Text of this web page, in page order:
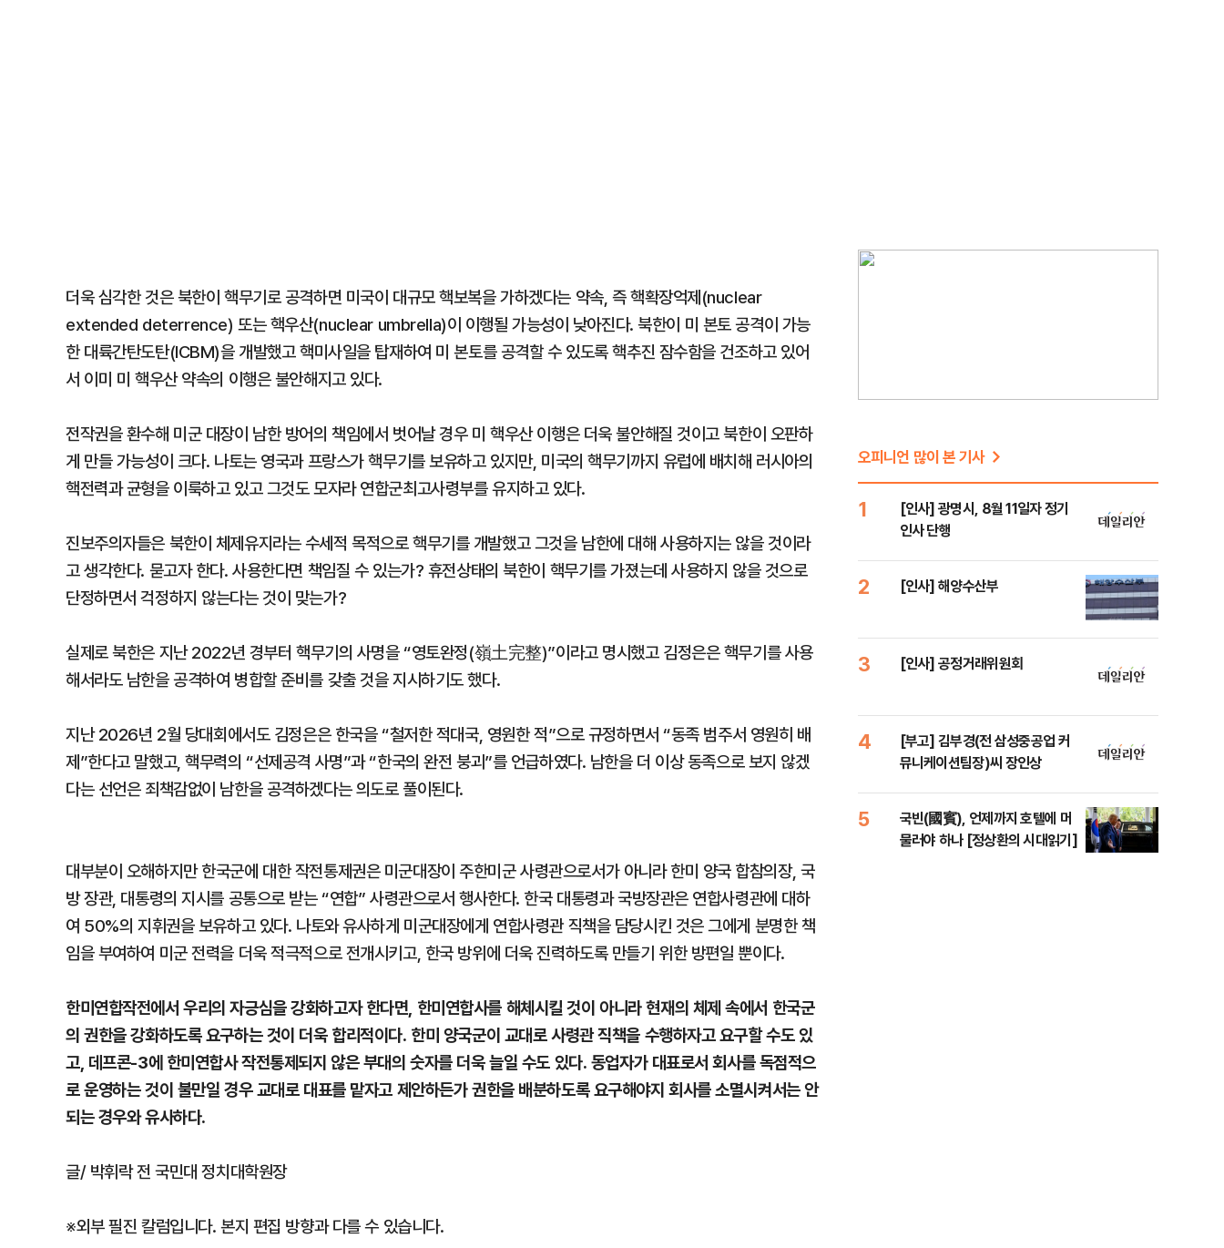
더욱 심각한 것은 북한이 핵무기로 공격하면 미국이 대규모 핵보복을 가하겠다는 약속, 즉 핵확장억제(nuclear
extended deterrence) 또는 핵우산(nuclear umbrella)이 이행될 가능성이 낮아진다. 북한이 미 본토 공격이 가능
한 대륙간탄도탄(ICBM)을 개발했고 핵미사일을 탑재하여 미 본토를 공격할 수 있도록 핵추진 잠수함을 건조하고 있어
서 이미 미 핵우산 약속의 이행은 불안해지고 있다.
전작권을 환수해 미군 대장이 남한 방어의 책임에서 벗어날 경우 미 핵우산 이행은 더욱 불안해질 것이고 북한이 오판하
게 만들 가능성이 크다. 나토는 영국과 프랑스가 핵무기를 보유하고 있지만, 미국의 핵무기까지 유럽에 배치해 러시아의
핵전력과 균형을 이룩하고 있고 그것도 모자라 연합군최고사령부를 유지하고 있다.
진보주의자들은 북한이 체제유지라는 수세적 목적으로 핵무기를 개발했고 그것을 남한에 대해 사용하지는 않을 것이라
고 생각한다. 묻고자 한다. 사용한다면 책임질 수 있는가? 휴전상태의 북한이 핵무기를 가졌는데 사용하지 않을 것으로
단정하면서 걱정하지 않는다는 것이 맞는가?
실제로 북한은 지난 2022년 경부터 핵무기의 사명을 “영토완정(嶺土完整)”이라고 명시했고 김정은은 핵무기를 사용
해서라도 남한을 공격하여 병합할 준비를 갖출 것을 지시하기도 했다.
지난 2026년 2월 당대회에서도 김정은은 한국을 “철저한 적대국, 영원한 적”으로 규정하면서 “동족 범주서 영원히 배
제”한다고 말했고, 핵무력의 “선제공격 사명”과 “한국의 완전 붕괴”를 언급하였다. 남한을 더 이상 동족으로 보지 않겠
다는 선언은 죄책감없이 남한을 공격하겠다는 의도로 풀이된다.
대부분이 오해하지만 한국군에 대한 작전통제권은 미군대장이 주한미군 사령관으로서가 아니라 한미 양국 합참의장, 국
방 장관, 대통령의 지시를 공통으로 받는 “연합” 사령관으로서 행사한다. 한국 대통령과 국방장관은 연합사령관에 대하
여 50%의 지휘권을 보유하고 있다. 나토와 유사하게 미군대장에게 연합사령관 직책을 담당시킨 것은 그에게 분명한 책
임을 부여하여 미군 전력을 더욱 적극적으로 전개시키고, 한국 방위에 더욱 진력하도록 만들기 위한 방편일 뿐이다.
한미연합작전에서 우리의 자긍심을 강화하고자 한다면, 한미연합사를 해체시킬 것이 아니라 현재의 체제 속에서 한국군
의 권한을 강화하도록 요구하는 것이 더욱 합리적이다. 한미 양국군이 교대로 사령관 직책을 수행하자고 요구할 수도 있
고, 데프콘-3에 한미연합사 작전통제되지 않은 부대의 숫자를 더욱 늘일 수도 있다. 동업자가 대표로서 회사를 독점적으
로 운영하는 것이 불만일 경우 교대로 대표를 맡자고 제안하든가 권한을 배분하도록 요구해야지 회사를 소멸시켜서는 안
되는 경우와 유사하다.
글/ 박휘락 전 국민대 정치대학원장
※외부 필진 칼럼입니다. 본지 편집 방향과 다를 수 있습니다.
오피니언 많이 본 기사
1
[인사] 광명시, 8월 11일자 정기
인사 단행
2 [인사] 해양수산부
3 [인사] 공정거래위원회
4
[부고] 김부경(전 삼성중공업 커
뮤니케이션팀장)씨 장인상
5
국빈(國賓), 언제까지 호텔에 머
물러야 하나 [정상환의 시대읽기]